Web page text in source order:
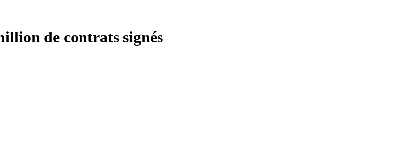
de contrats signés